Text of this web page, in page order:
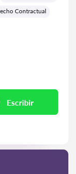
Contractual
Escribir